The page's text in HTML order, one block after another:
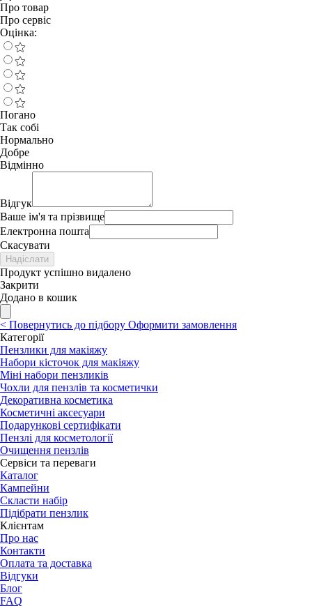
Про товар
Про сервіс
Оцінка:
Погано
Так собі
Нормально
Добре
Відмінно
Відгук
Ваше ім'я та прізвище
Електронна пошта
Скасувати
Надіслати
Продукт успішно видалено
Закрити
Додано в кошик
< Повернутись до підбору Оформити замовлення
Категорії
Пензлики для макіяжу
Набори кісточок для макіяжу
Міні набори пензликів
Чохли для пензлів та косметички
Декоративна косметика
Косметичні аксесуари
Подарункові сертифікати
Пензлі для косметології
Очищення пензлів
Сервіси та переваги
Каталог
Кампейни
Скласти набір
Підібрати пензлик
Клієнтам
Про нас
Контакти
Оплата та доставка
Відгуки
Блог
FAQ